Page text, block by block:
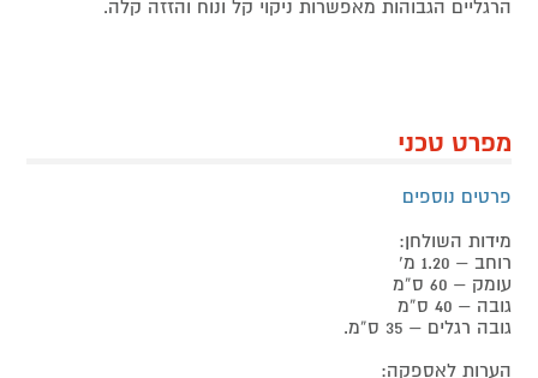
הרגליים הגבוהות מאפשרות ניקוי קל ונוח והזזה קלה.
מפרט טכני
פרטים נוספים
מידות השולחן:
רוחב – 1.20 מ’
עומק – 60 ס”מ
גובה – 40 ס”מ
גובה רגלים – 35 ס”מ.
הערות לאספקה: